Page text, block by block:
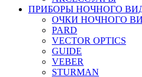
ПРИБОРЫ НОЧНОГО
ОЧКИ НОЧНОГО
PARD
VECTOR OPTICS
GUIDE
VEBER
STURMAN